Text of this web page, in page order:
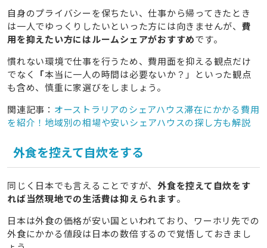
自身のプライバシーを保ちたい、仕事から帰ってきたとき
は一人でゆっくりしたいといった方には向きませんが、 費
用を抑えたい方にはルームシェアがおすすめです。
慣れない環境で仕事を行うため、費用面を抑える観点だけ
でなく
「本当に一人の時間は必要ないか？」といった観点
も含め、慎重に家選びをしましょう。
関連記事： オーストラリアのシェアハウス滞在にかかる費用
を紹介！地域別の相場や安いシェアハウスの探し方も解説
外食を控えて自炊をする
同じく日本でも言えることですが、 外食を控えて自炊をす
れば当然現地での生活費は抑えられます。
日本は外食の価格が安い国といわれており、ワーホリ先での
外食にかかる値段は日本の数倍するので覚悟しておきまし